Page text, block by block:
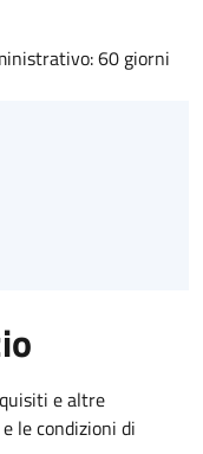
60 giorni
e altre
le condizioni di